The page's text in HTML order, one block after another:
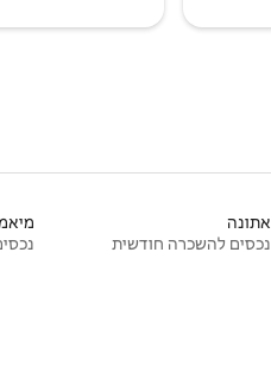
אתונה
נכסים להשכרה חודשית